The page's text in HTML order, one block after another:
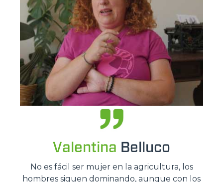
Valentina Belluco
No es fácil ser mujer en la agricultura, los
hombres siguen dominando, aunque con los